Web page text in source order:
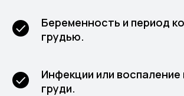
Беременность и период
грудью.
Инфекции или воспаление
груди.